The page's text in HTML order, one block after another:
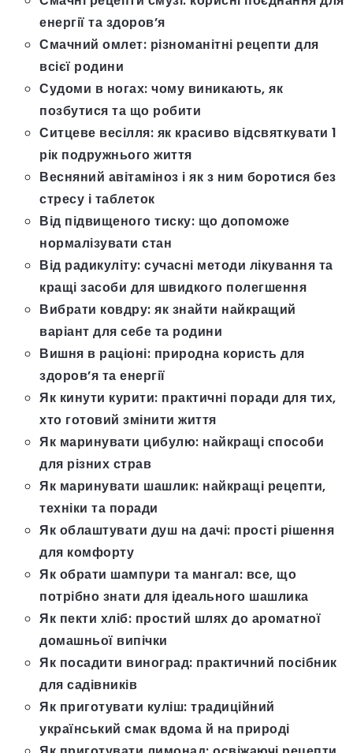
енергії та здоров’я
Смачний омлет: різноманітні рецепти для
всієї родини
Судоми в ногах: чому виникають, як
позбутися та що робити
Ситцеве весілля: як красиво відсвяткувати 1
рік подружнього життя
Весняний авітаміноз і як з ним боротися без
стресу і таблеток
Від підвищеного тиску: що допоможе
нормалізувати стан
Від радикуліту: сучасні методи лікування та
кращі засоби для швидкого полегшення
Вибрати ковдру: як знайти найкращий
варіант для себе та родини
Вишня в раціоні: природна користь для
здоров’я та енергії
Як кинути курити: практичні поради для тих,
хто готовий змінити життя
Як маринувати цибулю: найкращі способи
для різних страв
Як маринувати шашлик: найкращі рецепти,
техніки та поради
Як облаштувати душ на дачі: прості рішення
для комфорту
Як обрати шампури та мангал: все, що
потрібно знати для ідеального шашлика
Як пекти хліб: простий шлях до ароматної
домашньої випічки
Як посадити виноград: практичний посібник
для садівників
Як приготувати куліш: традиційний
український смак вдома й на природі